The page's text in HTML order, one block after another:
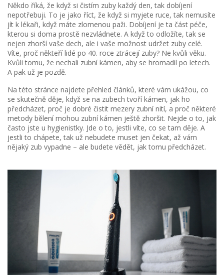
Někdo říká, že když si čistím zuby každý den, tak dobíjení
nepotřebuji. To je jako říct, že když si myjete ruce, tak nemusíte
jít k lékaři, když máte zlomenou paži. Dobíjení je ta část péče,
kterou si doma prostě nezvládnete. A když to odložíte, tak se
nejen zhorší vaše dech, ale i vaše možnost udržet zuby celé.
Víte, proč někteří lidé po 40. roce ztrácejí zuby? Ne kvůli věku.
Kvůli tomu, že nechali zubní kámen, aby se hromadil po letech.
A pak už je pozdě.
Na této stránce najdete přehled článků, které vám ukážou, co
se skutečně děje, když se na zubech tvoří kámen, jak ho
předcházet, proč je dobré čistit mezery zubní nití, a proč některé
metody bělení mohou zubní kámen ještě zhoršit. Nejde o to, jak
často jste u hygienistky. Jde o to, jestli víte, co se tam děje. A
jestli to chápete, tak už nebudete muset jen čekat, až vám
nějaký zub vypadne – ale budete vědět, jak tomu předcházet.